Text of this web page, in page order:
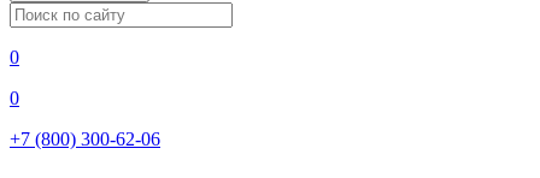
0
0
+7 (800) 300-62-06